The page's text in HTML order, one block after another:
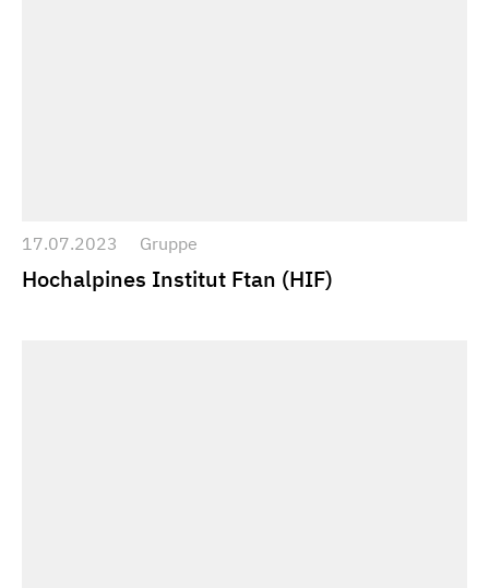
17.07.2023 Gruppe
Hochalpines Institut Ftan (HIF)